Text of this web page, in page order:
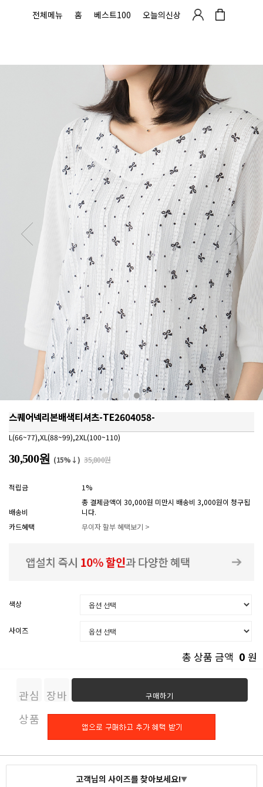
전체메뉴 홈 베스트100 오늘의신상
스퀘어넥리본배색티셔츠-TE2604058-
L(66~77),XL(88~99),2XL(100~110)
30,500원 (15%↓) 35,800원
적립금 1%
배송비
총 결제금액이 30,000원 미만시 배송비 3,000원이 청구됩
니다.
카드혜택
무이자 할부 혜택보기 >
색상
사이즈
총 상품 금액 0 원
관심
상품
장바
구니
구매하기
고객님의 사이즈를 찾아보세요!▼